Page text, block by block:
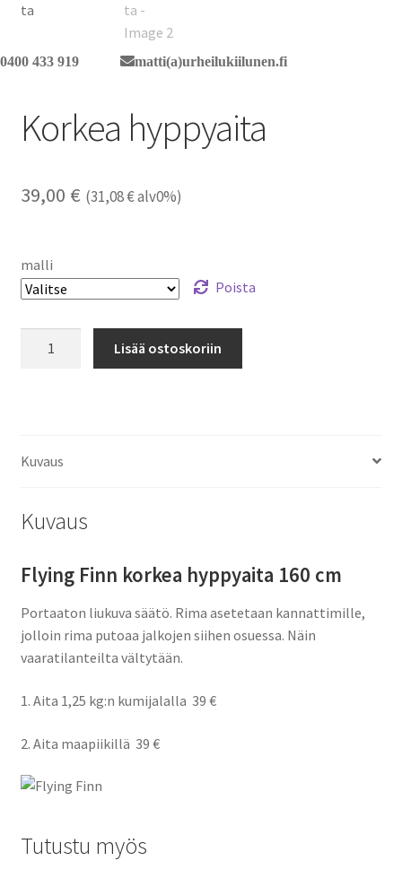
0400 433 919 matti(a)urheilukiilunen.fi
Korkea hyppyaita
39,00 € (31,08€alv0%)
malli
Poista
Lisää ostoskoriin
Kuvaus
Kuvaus
Flying Finn korkea hyppyaita 160 cm
Portaaton liukuva säätö. Rima asetetaan kannattimille,
jolloin rima putoaa jalkojen siihen osuessa. Näin
vaaratilanteilta vältytään.
1. Aita 1,25 kg:n kumijalalla 39 €
2. Aita maapiikillä 39 €
Tutustu myös